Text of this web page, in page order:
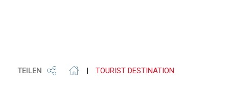
TEILEN | TOURIST DESTINATION